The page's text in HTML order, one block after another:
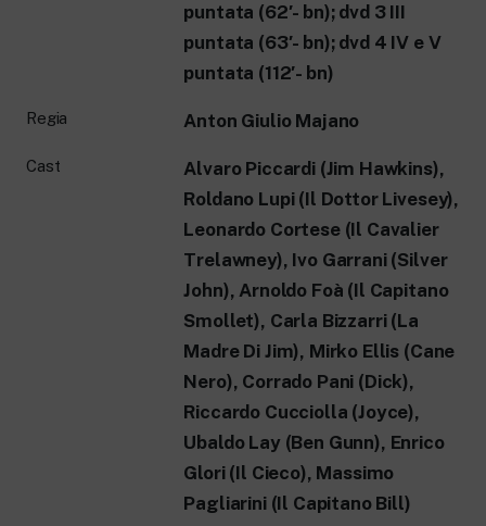
puntata (62′- bn); dvd 3 III
puntata (63′- bn); dvd 4 IV e V
puntata (112′- bn)
Regia Anton Giulio Majano
Cast
Alvaro Piccardi (Jim Hawkins),
Roldano Lupi (Il Dottor Livesey),
Leonardo Cortese (Il Cavalier
Trelawney), Ivo Garrani (Silver
John), Arnoldo Foà (Il Capitano
Smollet), Carla Bizzarri (La
Madre Di Jim), Mirko Ellis (Cane
Nero), Corrado Pani (Dick),
Riccardo Cucciolla (Joyce),
Ubaldo Lay (Ben Gunn), Enrico
Glori (Il Cieco), Massimo
Pagliarini (Il Capitano Bill)